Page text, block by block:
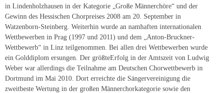
in Lindenholzhausen in der Kategorie „Große Männerchöre“ und der
Gewinn des Hessischen Chorpreises 2008 am 20. September in
Watzenborn-Steinberg. Weiterhin wurde an namhaften internationalen
Wettbewerben in Prag (1997 und 2011) und dem „Anton-Bruckner-
Wettbewerb“ in Linz teilgenommen. Bei allen drei Wettbewerben wurde
ein Golddiplom ersungen. Der größteErfolg in der Amtszeit von Ludwig
Weber war allerdings die Teilnahme am Deutschen Chorwettbewerb in
Dortmund im Mai 2010. Dort erreichte die Sängervereinigung die
zweitbeste Wertung in der großen Männerchorkategorie sowie den